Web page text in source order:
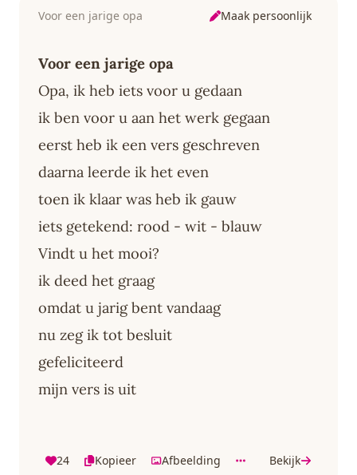
Voor een jarige opa Maak persoonlijk
Voor een jarige opa
Opa, ik heb iets voor u gedaan
ik ben voor u aan het werk gegaan
eerst heb ik een vers geschreven
daarna leerde ik het even
toen ik klaar was heb ik gauw
iets getekend: rood - wit - blauw
Vindt u het mooi?
ik deed het graag
omdat u jarig bent vandaag
nu zeg ik tot besluit
gefeliciteerd
mijn vers is uit
24 Kopieer Afbeelding Bekijk